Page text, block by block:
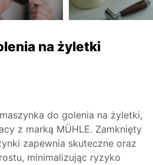
na żyletki
do golenia na żyletki,
z marką MÜHLE. Zamknięty
zapewnia skuteczne oraz
minimalizując ryzyko